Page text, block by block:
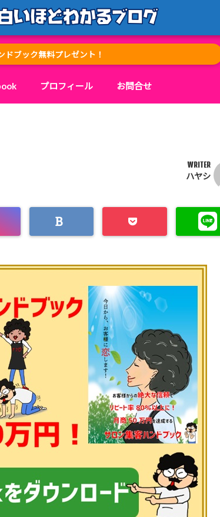
ドブック無料プレゼント！
プロフィール お問合せ
WRITER
ハヤシ